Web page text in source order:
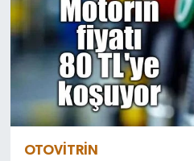
OTOVITRIN